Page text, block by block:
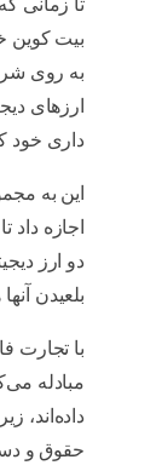
به روی
ارزهای
داری خود
این به
اجازه
دو ارز
بلعیدن
با تجارت
مبادله
داده‌اند،
حقوق و